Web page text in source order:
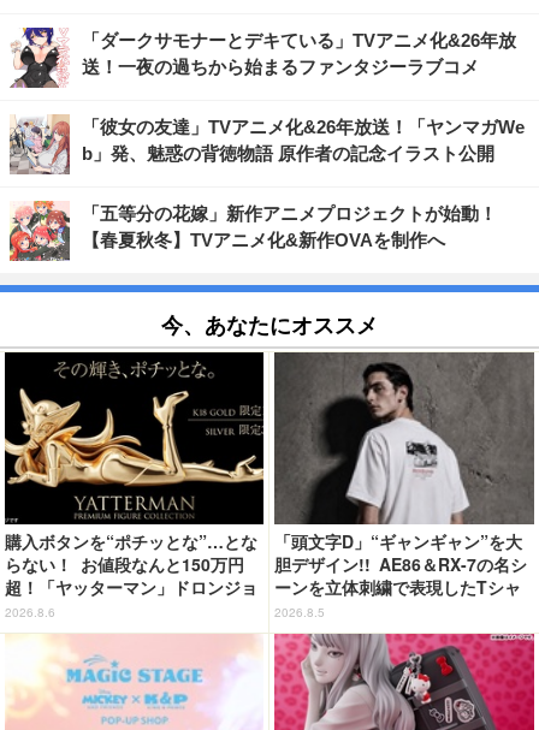
「ダークサモナーとデキている」TVアニメ化&26年放
送！一夜の過ちから始まるファンタジーラブコメ
「彼女の友達」TVアニメ化&26年放送！「ヤンマガWe
b」発、魅惑の背徳物語 原作者の記念イラスト公開
「五等分の花嫁」新作アニメプロジェクトが始動！
【春夏秋冬】TVアニメ化&新作OVAを制作へ
今、あなたにオススメ
購入ボタンを“ポチッとな”…とな
らない！ お値段なんと150万円
超！「ヤッターマン」ドロンジョ
様が黄金の輝きをまといミニフィ
ギュア化 ヤッターワン&おだてブ
2026.8.6
「頭文字D」“ギャンギャン”を大
胆デザイン!! AE86＆RX-7の名シ
ーンを立体刺繍で表現したTシャ
ツ登場
2026.8.5